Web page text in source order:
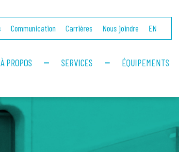
Communication Carrières Nous joindre EN
À PROPOS SERVICES ÉQUIPEMENTS